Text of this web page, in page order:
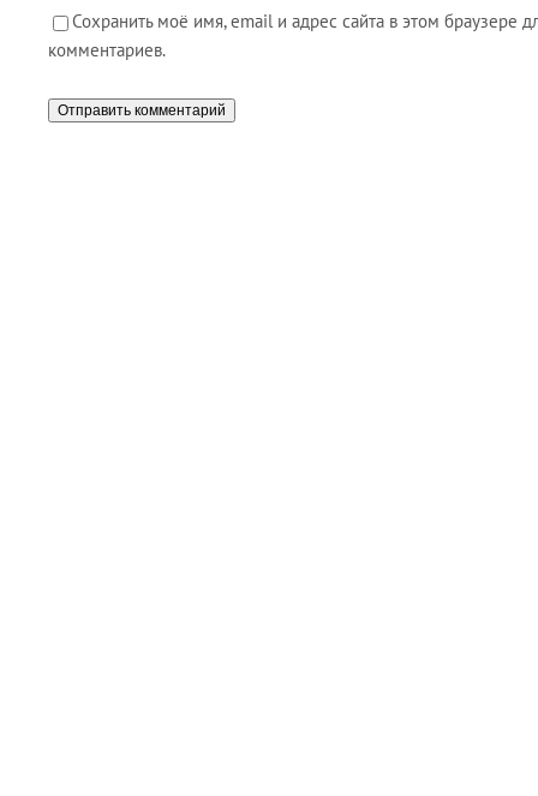
Сохранить моё имя, email и адрес сайта в этом браузере
комментариев.